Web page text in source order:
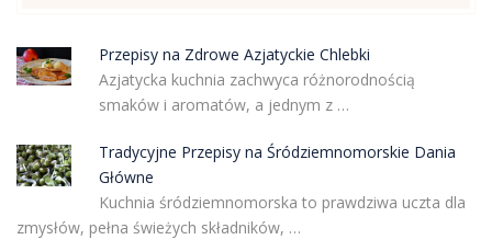
Przepisy na Zdrowe Azjatyckie Chlebki
Azjatycka kuchnia zachwyca różnorodnością
smaków i aromatów, a jednym z …
Tradycyjne Przepisy na Śródziemnomorskie Dania
Główne
Kuchnia śródziemnomorska to prawdziwa uczta dla
zmysłów, pełna świeżych składników, …